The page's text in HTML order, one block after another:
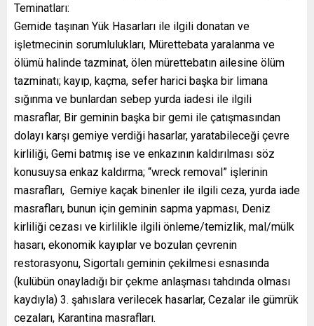
Teminatları:
Gemide taşınan Yük Hasarları ile ilgili donatan ve
işletmecinin sorumlulukları, Mürettebata yaralanma ve
ölümü halinde tazminat, ölen mürettebatın ailesine ölüm
tazminatı; kayıp, kaçma, sefer harici başka bir limana
sığınma ve bunlardan sebep yurda iadesi ile ilgili
masraflar, Bir geminin başka bir gemi ile çatışmasından
dolayı karşı gemiye verdiği hasarlar, yaratabileceği çevre
kirliliği, Gemi batmış ise ve enkazının kaldırılması söz
konusuysa enkaz kaldırma; “wreck removal” işlerinin
masrafları, Gemiye kaçak binenler ile ilgili ceza, yurda iade
masrafları, bunun için geminin sapma yapması, Deniz
kirliliği cezası ve kirlilikle ilgili önleme/temizlik, mal/mülk
hasarı, ekonomik kayıplar ve bozulan çevrenin
restorasyonu, Sigortalı geminin çekilmesi esnasında
(kulübün onayladığı bir çekme anlaşması tahdında olması
kaydıyla) 3. şahıslara verilecek hasarlar, Cezalar ile gümrük
cezaları, Karantina masrafları.